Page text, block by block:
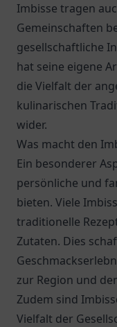
Imbisse tragen
Gemeinschaften
gesellschaftliche
hat seine eigene
die Vielfalt der
kulinarischen
wider.
Was macht den
Ein besonderer
persönliche und
bieten. Viele
traditionelle
Zutaten. Dies
zur Region und
Zudem sind
Vielfalt der